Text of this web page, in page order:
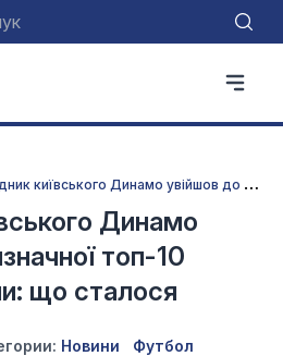
Н
ападник київського Динамо увійшов до визначної топ-10 збірної України: що сталося
Динамо
топ-10
що сталося
Новини Футбол